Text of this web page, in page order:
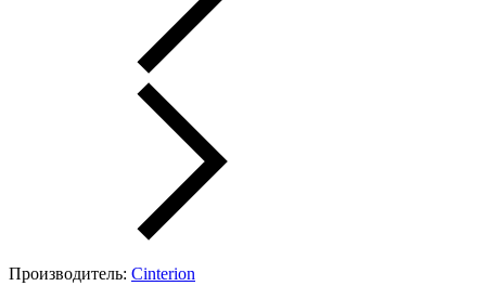
Производитель: Cinterion